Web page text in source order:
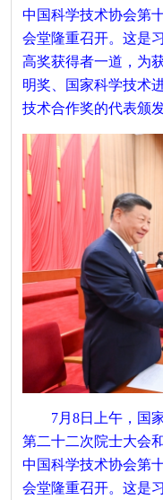
中国科学技术协会第
会堂隆重召开。这是
高奖获得者一道，为
明奖、国家科学技术
技术合作奖的代表颁
7月8日上午，国
第二十二次院士大会
中国科学技术协会第
会堂隆重召开。这是